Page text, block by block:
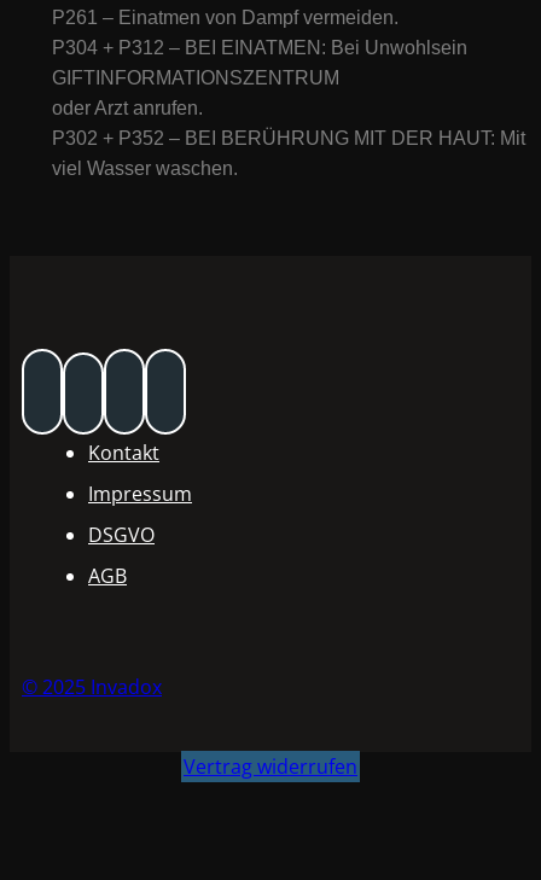
P261 – Einatmen von Dampf vermeiden.
P304 + P312 – BEI EINATMEN: Bei Unwohlsein
GIFTINFORMATIONSZENTRUM
oder Arzt anrufen.
P302 + P352 – BEI BERÜHRUNG MIT DER HAUT: Mit
viel Wasser waschen.
Kontakt
Impressum
DSGVO
AGB
© 2025 Invadox
Vertrag widerrufen